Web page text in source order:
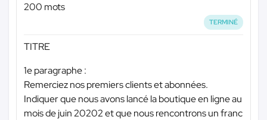
200 mots
TERMINÉ
TITRE
1e paragraphe :
Remerciez nos premiers clients et abonnées.
Indiquer que nous avons lancé la boutique en ligne au
mois de juin 20202 et que nous rencontrons un franc